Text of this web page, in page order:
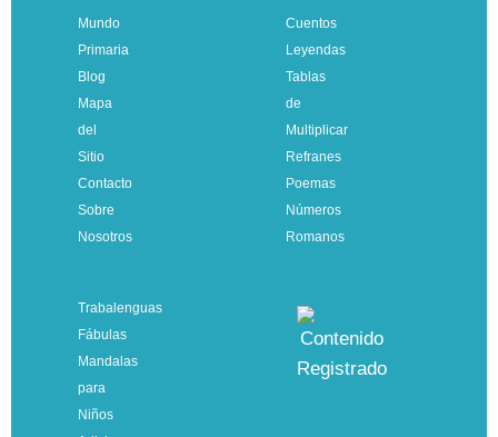
Mundo
Primaria
Blog
Mapa
del
Sitio
Contacto
Sobre
Nosotros
Cuentos
Leyendas
Tablas
de
Multiplicar
Refranes
Poemas
Números
Romanos
Trabalenguas
Fábulas
Mandalas
para
Niños